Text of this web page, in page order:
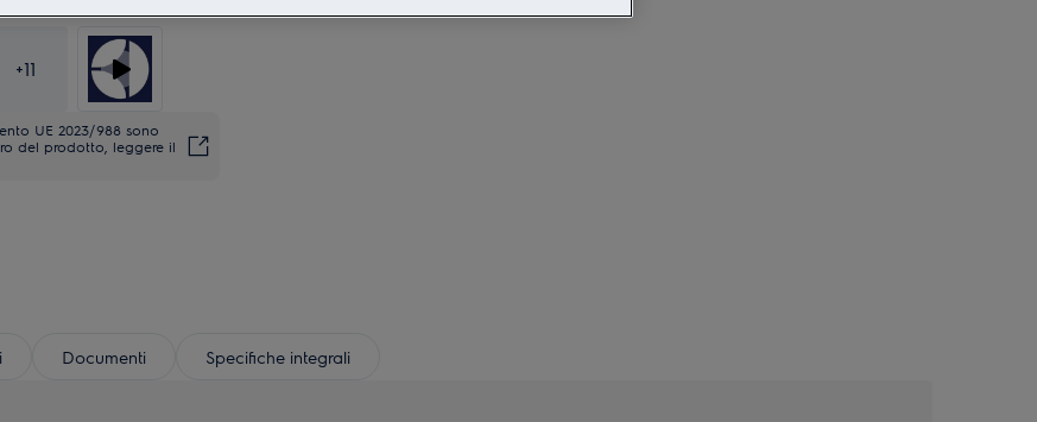
+11
UE 2023/988 sono
del prodotto, leggere il
Documenti Specifiche integrali